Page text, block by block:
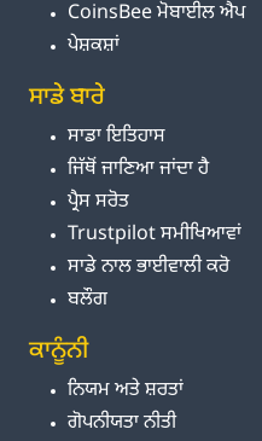
CoinsBee ਮੋਬਾਈਲ ਐਪ
ਪੇਸ਼ਕਸ਼ਾਂ
ਸਾਡੇ ਬਾਰੇ
ਸਾਡਾ ਇਤਿਹਾਸ
ਜਿੱਥੋਂ ਜਾਣਿਆ ਜਾਂਦਾ ਹੈ
ਪ੍ਰੈਸ ਸਰੋਤ
Trustpilot ਸਮੀਖਿਆਵਾਂ
ਸਾਡੇ ਨਾਲ ਭਾਈਵਾਲੀ ਕਰੋ
ਬਲੌਗ
ਕਾਨੂੰਨੀ
ਨਿਯਮ ਅਤੇ ਸ਼ਰਤਾਂ
ਗੋਪਨੀਯਤਾ ਨੀਤੀ